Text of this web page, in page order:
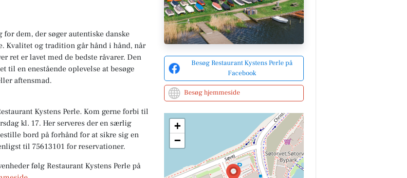
for dem, der søger autentiske danske
Kvalitet og tradition går hånd i hånd, når
ret er lavet med de bedste råvarer. Den
til en enestående oplevelse at besøge
aftensmad.
Kystens Perle. Kom gerne forbi til
kl. 17. Her serveres der en særlig
bord på forhånd for at sikre sig en
til 75613101 for reservationer.
følg Restaurant Kystens Perle på
Besøg Restaurant Kystens Perle på
Facebook
Besøg hjemmeside
+
−